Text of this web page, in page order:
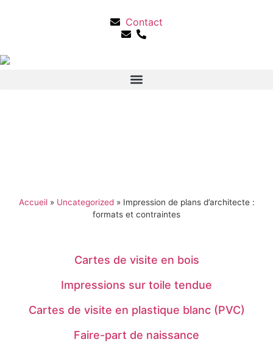
Contact
Accueil» Uncategorized» Impression de plans d’architecte :
formats et contraintes
Cartes de visite en bois
Impressions sur toile tendue
Cartes de visite en plastique blanc (PVC)
Faire-part de naissance